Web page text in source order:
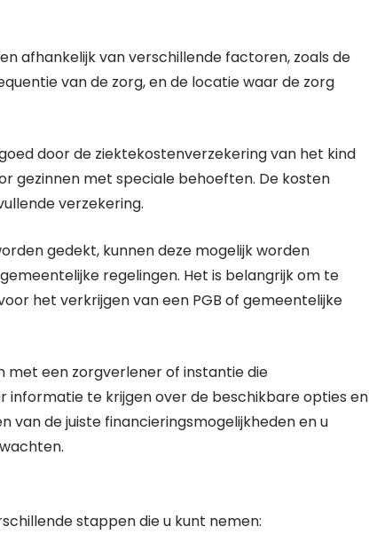
afhankelijk van verschillende factoren, zoals de
van de zorg, en de locatie waar de zorg
door de ziektekostenverzekering van het kind
gezinnen met speciale behoeften. De kosten
verzekering.
gedekt, kunnen deze mogelijk worden
regelingen. Het is belangrijk om te
het verkrijgen van een PGB of gemeentelijke
een zorgverlener of instantie die
informatie te krijgen over de beschikbare opties en
van de juiste financieringsmogelijkheden en u
stappen die u kunt nemen: